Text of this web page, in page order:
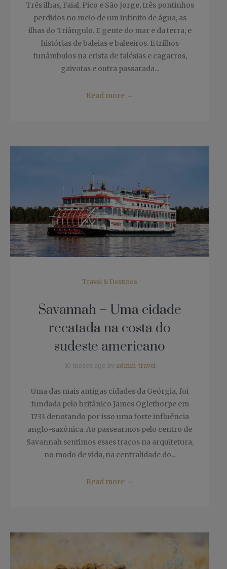
Três ilhas, Faial, Pico e São Jorge, três pontinhos
perdidos no meio de um infinito de água, as
ilhas do Triângulo. E gente do mar e da terra, e
histórias de baleias e baleeiros. E trilhos
funâmbulos na crista de falésias e cagarros,
gaivotas e outra passarada...
Read more →
Travel & Destinos
Savannah – Uma cidade
recatada na costa do
sudeste americano
10 meses ago by admin_travel
Uma das mais antigas cidades da Geórgia, foi
fundada pelo britânico James Oglethorpe em
1733 denotando por isso uma forte influência
anglo-saxónica. Ao passearmos pelo centro de
Savannah sentimos esses traços na arquitetura,
no modo de vida, na centralidade do...
Read more →